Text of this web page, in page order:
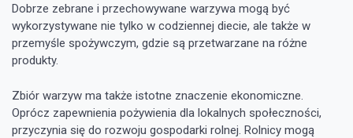
Dobrze zebrane i przechowywane warzywa mogą być
wykorzystywane nie tylko w codziennej diecie, ale także w
przemyśle spożywczym, gdzie są przetwarzane na różne
produkty.
Zbiór warzyw ma także istotne znaczenie ekonomiczne.
Oprócz zapewnienia pożywienia dla lokalnych społeczności,
przyczynia się do rozwoju gospodarki rolnej. Rolnicy mogą